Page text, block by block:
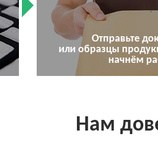
Отправьте
или образцы
начнём
Нам